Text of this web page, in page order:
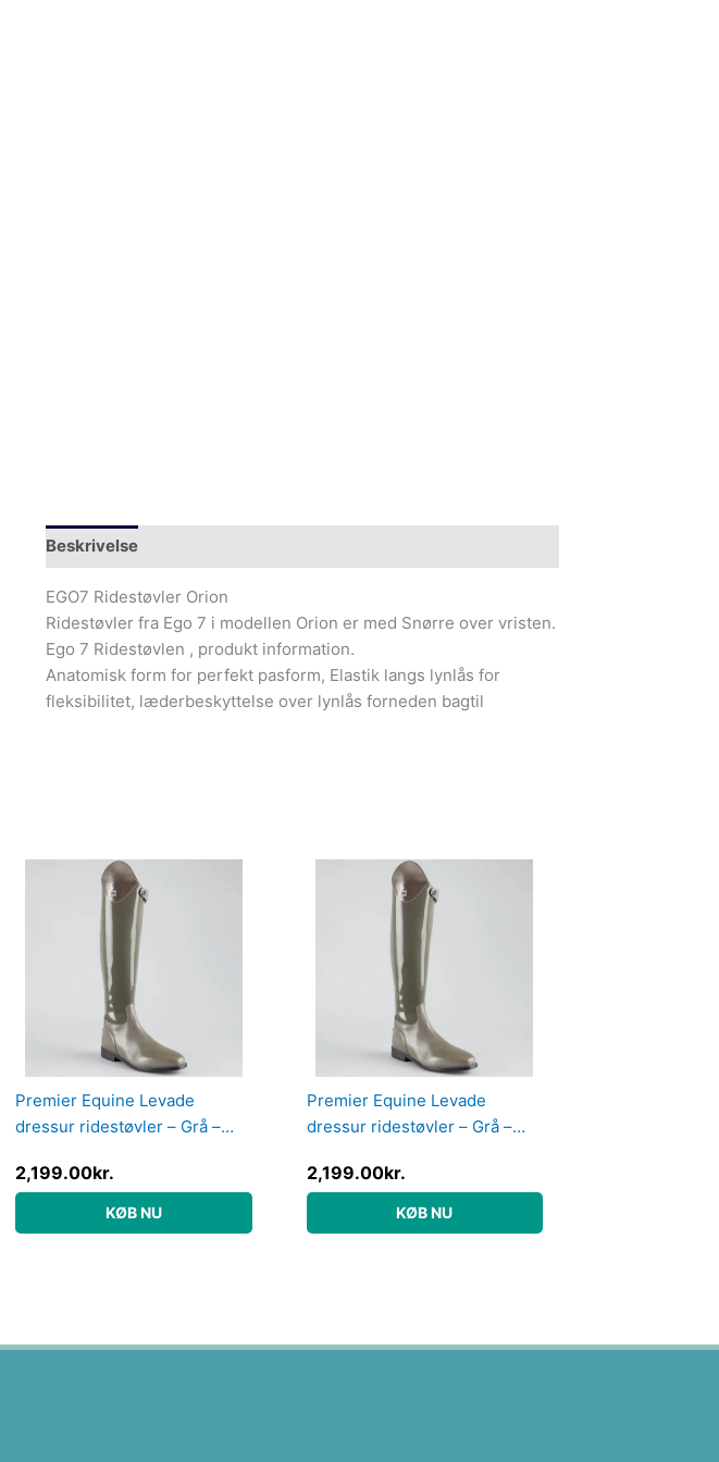
Beskrivelse
EGO7 Ridestøvler Orion
Ridestøvler fra Ego 7 i modellen Orion er med Snørre over vristen.
Ego 7 Ridestøvlen , produkt information.
Anatomisk form for perfekt pasform, Elastik langs lynlås for
fleksibilitet, læderbeskyttelse over lynlås forneden bagtil
Premier Equine Levade
dressur ridestøvler – Grå –
2,199.00kr.
KØB NU
Premier Equine Levade
dressur ridestøvler – Grå –
2,199.00kr.
KØB NU